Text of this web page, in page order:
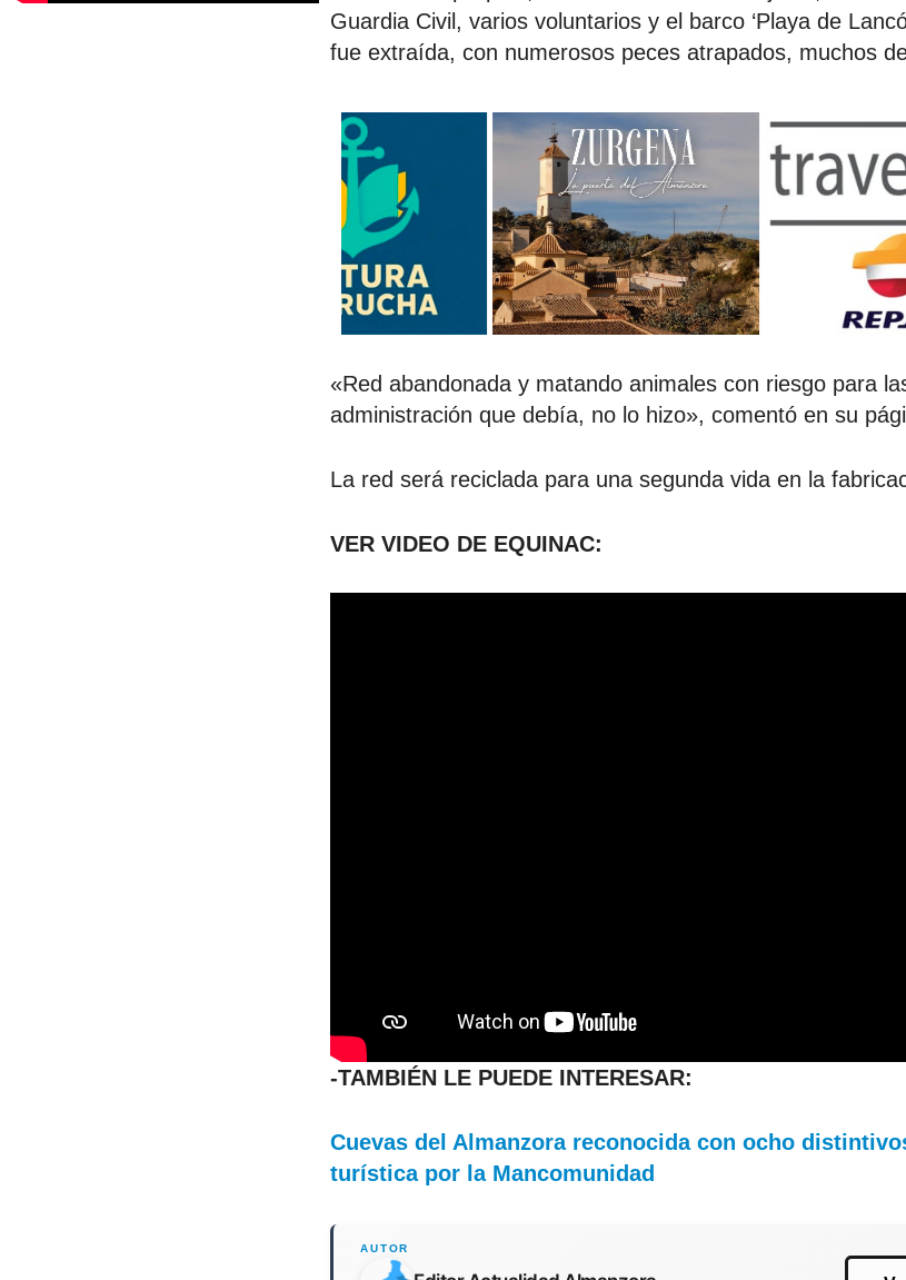
Guardia Civil, varios voluntarios y el barco ‘Playa de
fue extraída, con numerosos peces atrapados, muchos
«Red abandonada y matando animales con riesgo para
administración que debía, no lo hizo», comentó en su
La red será reciclada para una segunda vida en la
VER VIDEO DE EQUINAC:
-TAMBIÉN LE PUEDE INTERESAR:
Cuevas del Almanzora reconocida con ocho
turística por la Mancomunidad